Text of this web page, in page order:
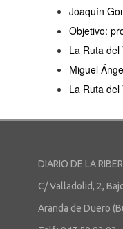
Joaquín
Objetivo:
La Ruta
Miguel
La Ruta
DIARIO DE LA
C/ Valladolid, 2,
Aranda de Duero